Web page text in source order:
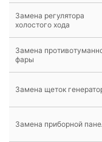
Замена регулятора
холостого хода
Замена
фары
Замена щеток
Замена приборной